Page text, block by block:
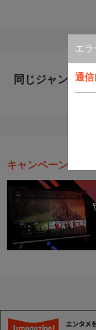
エラ
通
同じジャンルの
キャンペーン・お